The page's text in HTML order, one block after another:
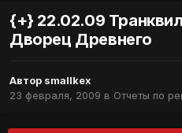
{+} 22.02.09
Дворец Древнего
Автор smallkex
23 февраля, 2009 в Отчеты по